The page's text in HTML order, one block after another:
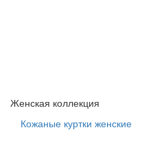
Женская коллекция
Кожаные куртки женские